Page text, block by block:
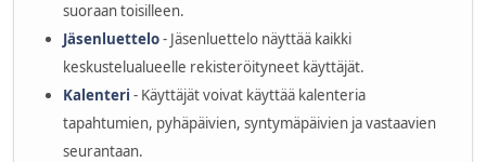
suoraan toisilleen.
Jäsenluettelo- Jäsenluettelo näyttää kaikki
keskustelualueelle rekisteröityneet käyttäjät.
Kalenteri - Käyttäjät voivat käyttää kalenteria
tapahtumien, pyhäpäivien, syntymäpäivien ja vastaavien
seurantaan.